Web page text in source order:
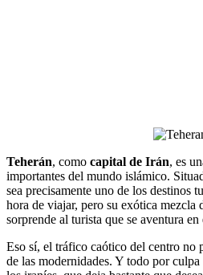
Teherán, como capital de Irán, es
importantes del mundo islámico.
sea precisamente uno de los destinos
hora de viajar, pero su exótica mezcla
sorprende al turista que se aventura en
Eso sí, el tráfico caótico del centro no
de las modernidades. Y todo por